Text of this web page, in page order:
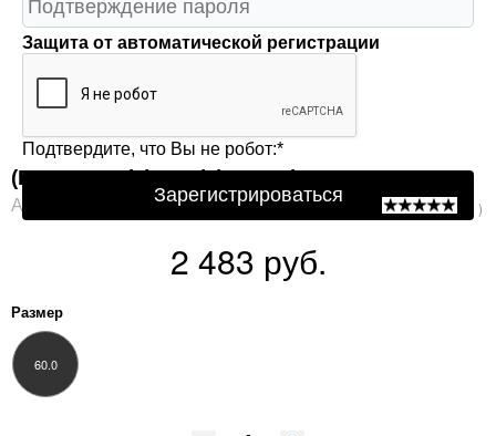
(Р20705024) (Цепь) (Ag 925)
Артикул: Р20705024 ( 0 )
2 483 руб.
Размер
60.0
Защита от автоматической регистрации
Подтвердите, что Вы не робот:*
Зарегистрироваться